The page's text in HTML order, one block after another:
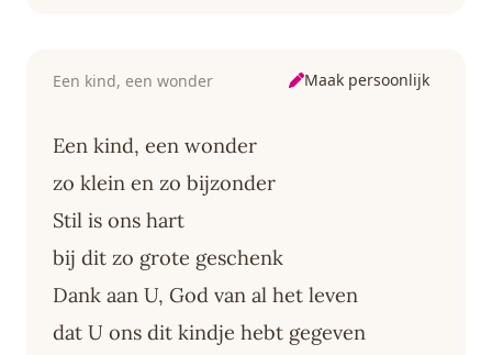
Een kind, een wonder Maak persoonlijk
Een kind, een wonder
zo klein en zo bijzonder
Stil is ons hart
bij dit zo grote geschenk
Dank aan U, God van al het leven
dat U ons dit kindje hebt gegeven